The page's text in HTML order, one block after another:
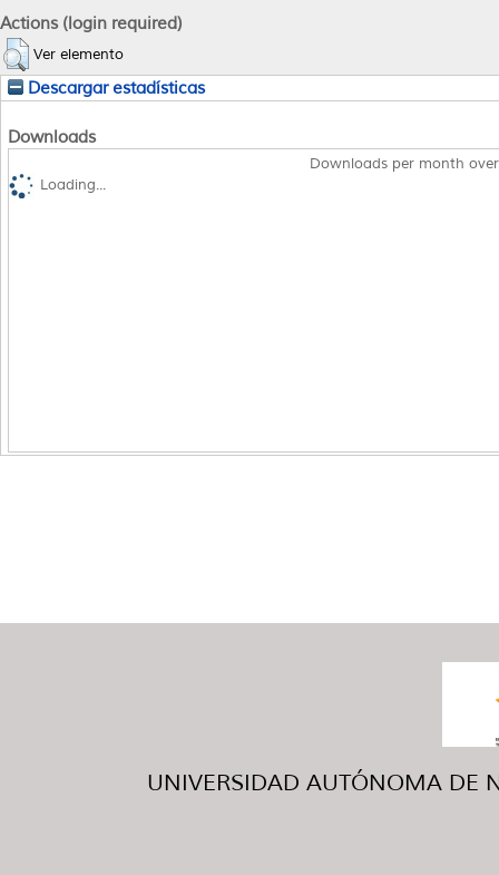
Actions (login required)
Ver elemento
Descargar estadísticas
Downloads
Downloads per month
Loading...
UNIVERSIDAD AUTÓNOMA DE